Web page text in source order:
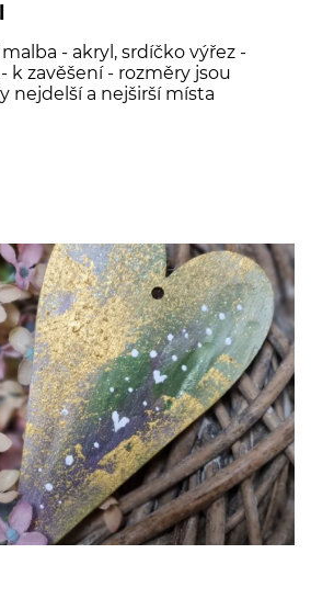
- akryl, srdíčko výřez -
k zavěšení - rozměry jsou
nejdelší a nejširší místa